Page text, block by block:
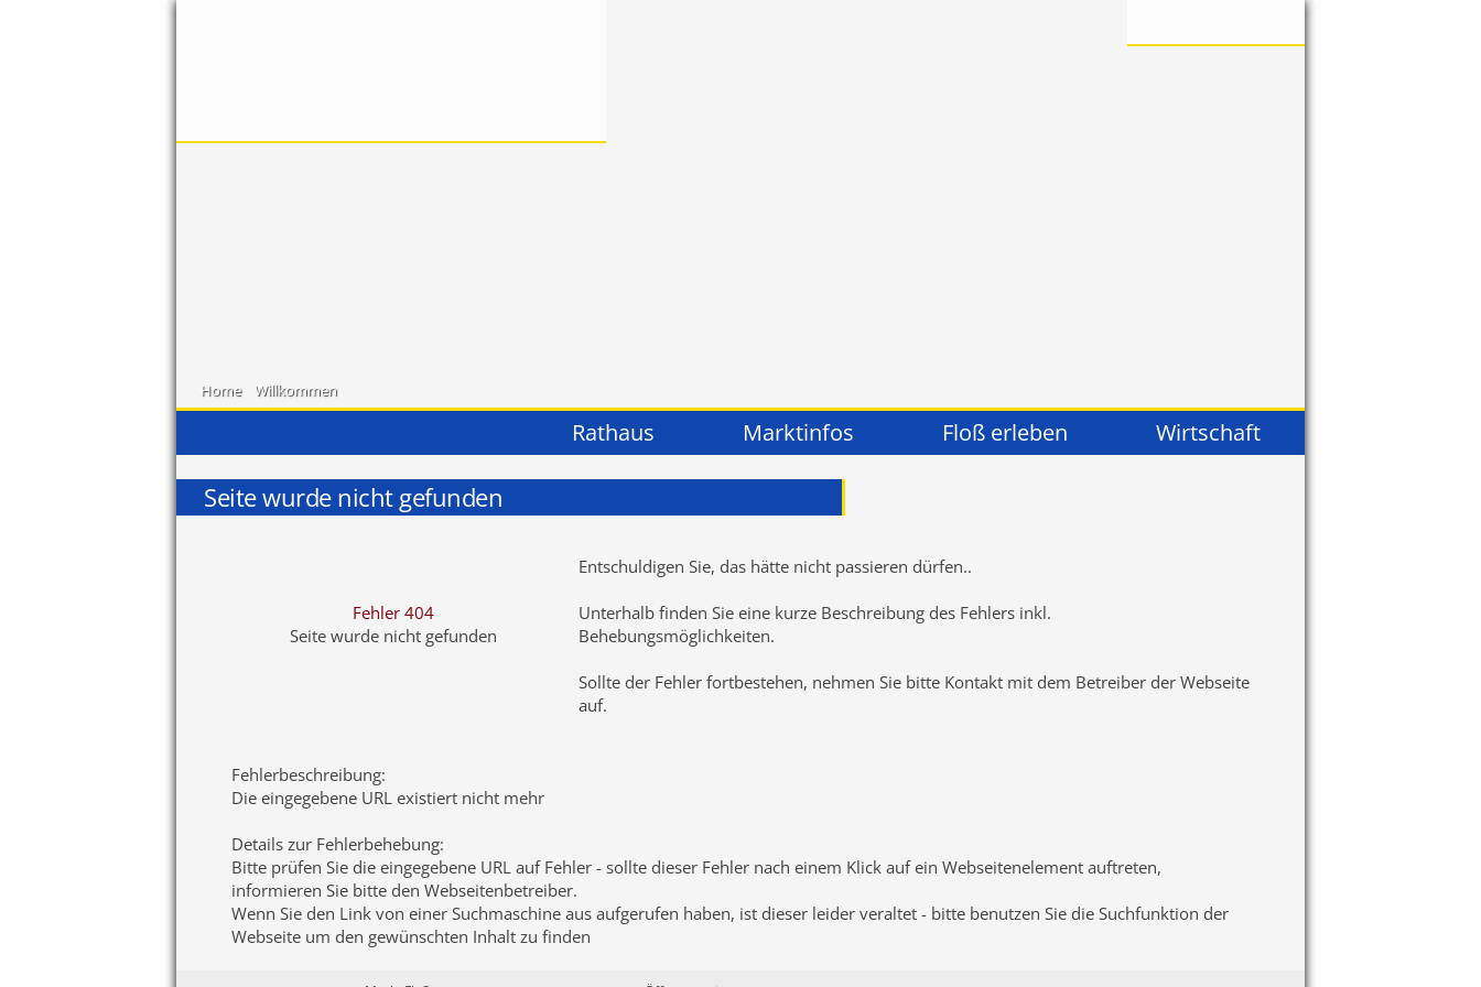
Home Willkommen
Rathaus Marktinfos Floß erleben Wirtschaft
Seite wurde nicht gefunden
Fehler 404
Seite wurde nicht gefunden
Entschuldigen Sie, das hätte nicht passieren dürfen..
Unterhalb finden Sie eine kurze Beschreibung des Fehlers inkl.
Behebungsmöglichkeiten.
Sollte der Fehler fortbestehen, nehmen Sie bitte Kontakt mit dem Betreiber der Webseite
auf.
Fehlerbeschreibung:
Die eingegebene URL existiert nicht mehr
Details zur Fehlerbehebung:
Bitte prüfen Sie die eingegebene URL auf Fehler - sollte dieser Fehler nach einem Klick auf ein Webseitenelement auftreten,
informieren Sie bitte den Webseitenbetreiber.
Wenn Sie den Link von einer Suchmaschine aus aufgerufen haben, ist dieser leider veraltet - bitte benutzen Sie die Suchfunktion der
Webseite um den gewünschten Inhalt zu finden